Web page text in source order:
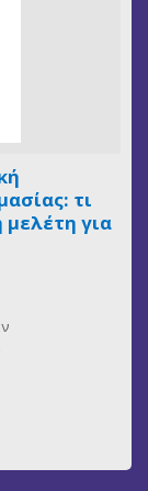
τι
μελέτη για